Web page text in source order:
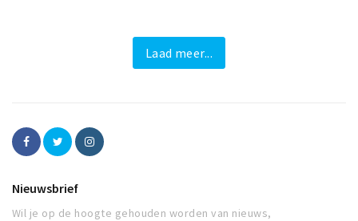
Laad meer...
Nieuwsbrief
Wil je op de hoogte gehouden worden van nieuws,